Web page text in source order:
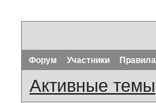
Форум Участники Правила
Активные темы